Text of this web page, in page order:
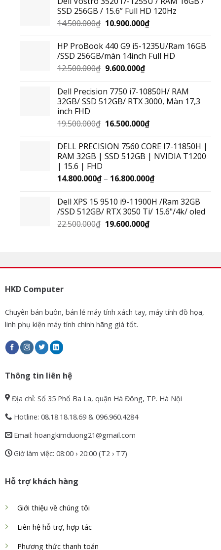
SSD 256GB / 15.6” Full HD 120Hz
14.500.000₫ 10.900.000₫
HP ProBook 440 G9 i5-1235U/Ram 16GB
/SSD 256GB/màn 14inch Full HD
12.500.000₫ 9.600.000₫
Dell Precision 7750 i7-10850H/ RAM
32GB/ SSD 512GB/ RTX 3000, Màn 17,3
inch FHD
19.500.000₫ 16.500.000₫
DELL PRECISION 7560 CORE I7-11850H |
RAM 32GB | SSD 512GB | NVIDIA T1200
| 15.6 | FHD
14.800.000₫– 16.800.000₫
Dell XPS 15 9510 i9-11900H /Ram 32GB
/SSD 512GB/ RTX 3050 Ti/ 15.6"/4k/ oled
22.500.000₫ 19.600.000₫
HKD Computer
Chuyên bán buôn, bán lẻ máy tính xách tay, máy tính đồ họa,
linh phụ kiện máy tính chính hãng giá tốt.
Thông tin liên hệ
Địa chỉ: Số 35 Phố Ba La, quận Hà Đông, TP. Hà Nội
Hotline: 08.18.18.18.69 & 096.960.4284
Email: hoangkimduong21@gmail.com
Giờ làm việc: 08:00 › 20:00 (T2 › T7)
Hỗ trợ khách hàng
Giới thiệu về chúng tôi
Liên hệ hỗ trợ, hợp tác
Phương thức thanh toán